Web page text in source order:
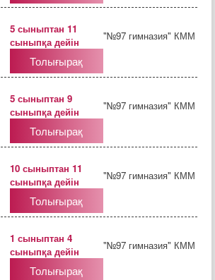
5 сыныптан 11
сыныпқа дейін
"№97 гимназия" КММ
Толығырақ
5 сыныптан 9
сыныпқа дейін
"№97 гимназия" КММ
Толығырақ
10 сыныптан 11
сыныпқа дейін
"№97 гимназия" КММ
Толығырақ
1 сыныптан 4
сыныпқа дейін
"№97 гимназия" КММ
Толығырақ